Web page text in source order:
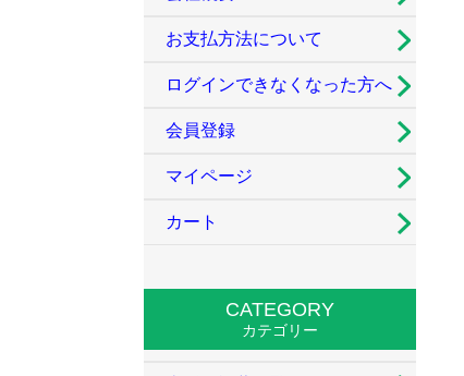
お支払方法について
ログインできなくなった方へ
会員登録
マイページ
カート
CATEGORY
カテゴリー